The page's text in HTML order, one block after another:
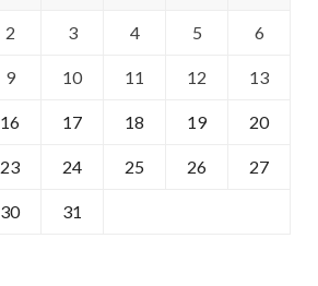
2 3 4 5 6
9 10 11 12 13
16 17 18 19 20
23 24 25 26 27
30 31